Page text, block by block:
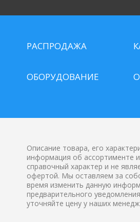
РАСПРОДАЖА
ОБОРУДОВАНИЕ
Описание товара, его
информация об ассортименте
справочный характер и не
офертой. Мы оставляем за
время изменить данную
предварительного
уточняйте цену у наших